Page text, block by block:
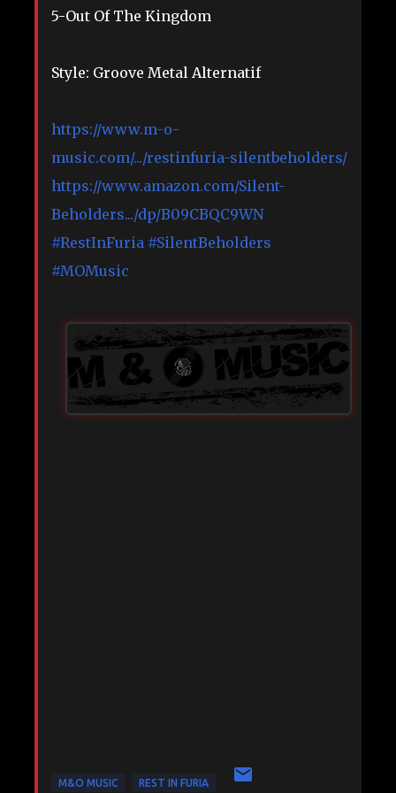
5-Out Of The Kingdom
Style: Groove Metal Alternatif
https://www.m-o-
music.com/.../restinfuria-silentbeholders/
https://www.amazon.com/Silent-
Beholders.../dp/B09CBQC9WN
#RestInFuria #SilentBeholders
#MOMusic
M&O MUSIC REST IN FURIA